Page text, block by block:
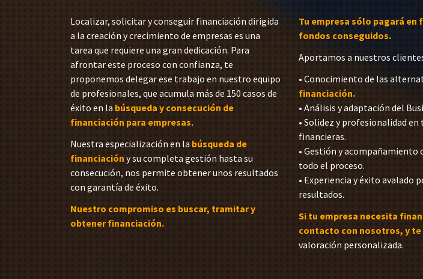
Localizar, solicitar y conseguir financiación dirigida
a la creación y crecimiento de empresas es una
tarea que requiere una gran dedicación. Para
afrontar este proceso con confianza, te
proponemos delegar ese trabajo en nuestro equipo
de profesionales, que acumula más de 150 casos de
éxito en la búsqueda y consecución de
financiación para empresas.
Nuestra especialización en la búsqueda de
financiación y su completa gestión hasta su
consecución, nos permite obtener unos resultados
con garantía de éxito.
Nuestro compromiso es buscar, tramitar y
obtener financiación.
Tu empresa sólo pagará en
fondos conseguidos.
Aportamos a nuestros
• Conocimiento de las
financiación.
• Análisis y adaptación del
• Solidez y profesionalidad en
financieras.
• Gestión y
todo el proceso.
• Experiencia y éxito avalado
resultados.
Si tu empresa necesita
contacto con nosotros, y
valoración personalizada.